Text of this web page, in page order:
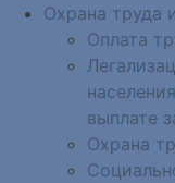
Охрана труда
Оплата
выплате
Охрана